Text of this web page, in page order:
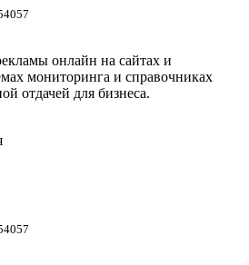
онлайн на сайтах и
мониторинга и справочниках
отдачей для бизнеса.